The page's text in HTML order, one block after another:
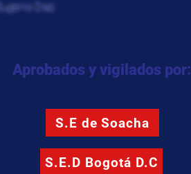
Diaz
Aprobados y vigilados por:
S.E de Soacha
S.E.D Bogotá D.C